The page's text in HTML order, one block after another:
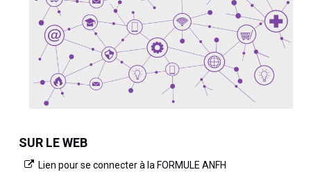
SUR LE WEB
Lien pour se connecter à la FORMULE ANFH